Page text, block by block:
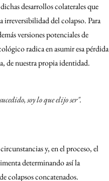
desarrollos colaterales que
irreversibilidad del colapso. Para
versiones potenciales de
radica en asumir esa pérdida
de nuestra propia identidad.
soy lo que elijo ser".
y, en el proceso, el
determinando así la
colapsos concatenados.